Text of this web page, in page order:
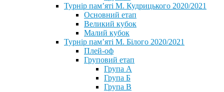
Турнір пам’яті М. Кудрицького 2020/2021
Основний етап
Великий кубок
Малий кубок
Турнір пам’яті М. Білого 2020/2021
Плей-оф
Груповий етап
Група А
Група Б
Група В